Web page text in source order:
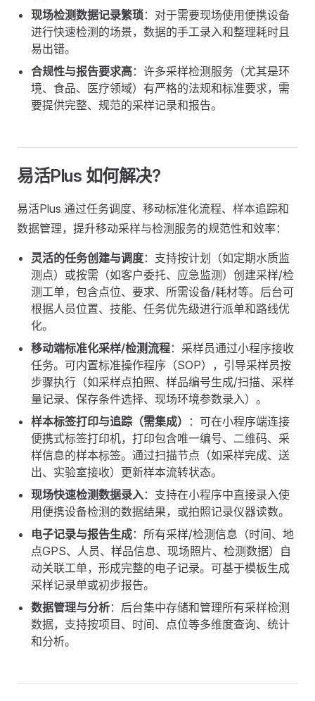
现场检测数据记录繁琐 ：对于需要现场使用便携设备
进行快速检测的场景，数据的手工录入和整理耗时且
易出错。
合规性与报告要求高：许多采样检测服务（尤其是环
境、食品、医疗领域）有严格的法规和标准要求，需
要提供完整、规范的采样记录和报告。
易活Plus 如何解决?
易活Plus 通过任务调度、移动标准化流程、样本追踪和
数据管理，提升移动采样与检测服务的规范性和效率：
灵活的任务创建与调度：支持按计划（如定期水质监
测点）或按需（如客户委托、应急监测）创建采样/检
测工单，包含点位、要求、所需设备/耗材等。后台可
根据人员位置、技能、任务优先级进行派单和路线优
化。
移动端标准化采样/检测流程：采样员通过小程序接收
任务。可内置标准操作程序（SOP），引导采样员按
步骤执行（如采样点拍照、样品编号生成/扫描、采样
量记录、保存条件选择、现场环境参数录入）。
样本标签打印与追踪（需集成）
：可在小程序端连接
便携式标签打印机，打印包含唯一编号、二维码、采
样信息的样本标签。通过扫描节点（如采样完成、送
出、实验室接收）更新样本流转状态。
现场快速检测数据录入：支持在小程序中直接录入使
用便携设备检测的数据结果，或拍照记录仪器读数。
电子记录与报告生成：所有采样/检测信息（时间、地
点GPS、人员、样品信息、现场照片、检测数据）自
动关联工单，形成完整的电子记录。可基于模板生成
采样记录单或初步报告。
数据管理与分析：后台集中存储和管理所有采样检测
数据，支持按项目、时间、点位等多维度查询、统计
和分析。